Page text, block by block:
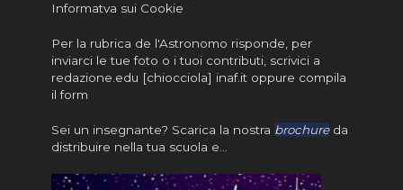
Informatva sui Cookie
Per la rubrica de l'Astronomo risponde, per
inviarci le tue foto o i tuoi contributi, scrivici a
redazione.edu [chiocciola] inaf.it oppure compila
il form
Sei un insegnante? Scarica la nostra brochureda
distribuire nella tua scuola e…